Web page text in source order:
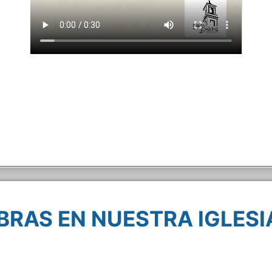
EN NUESTRA